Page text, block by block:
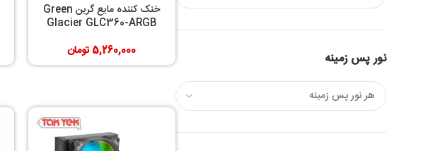
نور پس زمینه
خنک کننده مایع گرین Green
Glacier GLC360-ARGB
5,260,000تومان